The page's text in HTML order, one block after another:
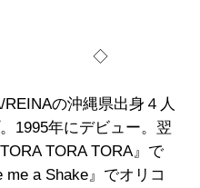
REINAの沖縄県出身４人
1995年にデビュー。翌
TORA TORA』で
a Shake』でオリコ